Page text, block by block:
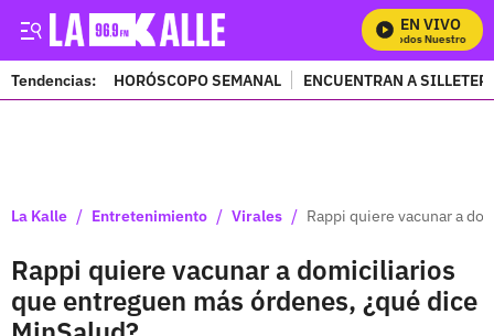
EN VIVO
Mira Todos Nuestros
Tendencias: HORÓSCOPO SEMANAL ENCUENTRAN A
La Kalle / Entretenimiento / Virales / Rappi quiere vacunar a
Rappi quiere vacunar a domiciliarios
que entreguen más órdenes, ¿qué dice